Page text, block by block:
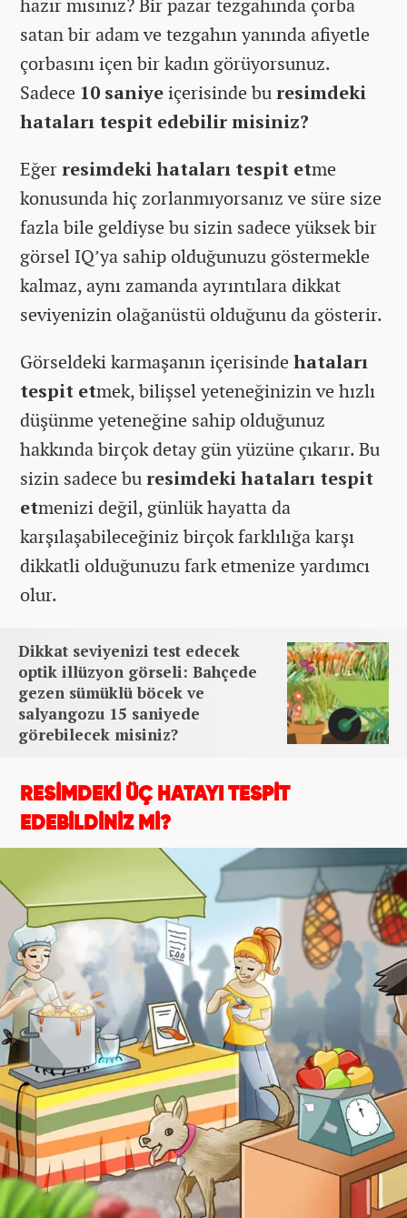
satan bir adam ve tezgahın yanında afiyetle
çorbasını içen bir kadın görüyorsunuz.
Sadece 10 saniyeiçerisinde buresimdeki
hataları tespit edebilir misiniz?
Eğerresimdeki hataları tespit etme
konusunda hiç zorlanmıyorsanız ve süre size
fazla bile geldiyse bu sizin sadece yüksek bir
görsel IQ’ya sahip olduğunuzu göstermekle
kalmaz, aynı zamanda ayrıntılara dikkat
seviyenizin olağanüstü olduğunu da gösterir.
Görseldeki karmaşanın içerisinde hataları
tespit etmek, bilişsel yeteneğinizin ve hızlı
düşünme yeteneğine sahip olduğunuz
hakkında birçok detay gün yüzüne çıkarır. Bu
sizin sadece buresimdeki hataları tespit
etmenizi değil, günlük hayatta da
karşılaşabileceğiniz birçok farklılığa karşı
dikkatli olduğunuzu fark etmenize yardımcı
olur.
Dikkat seviyenizi test edecek
optik illüzyon görseli: Bahçede
gezen sümüklü böcek ve
salyangozu 15 saniyede
görebilecek misiniz?
RESİMDEKİ ÜÇ HATAYI TESPİT
EDEBİLDİNİZ Mİ?